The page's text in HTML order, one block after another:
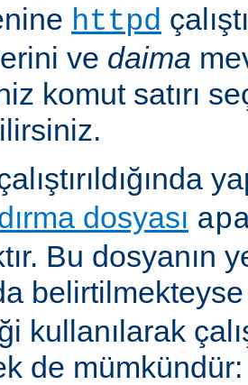
httpd
ve daima
komut satırı
dosyası
Bu dosyanın
kullanılarak
de mümkündür: